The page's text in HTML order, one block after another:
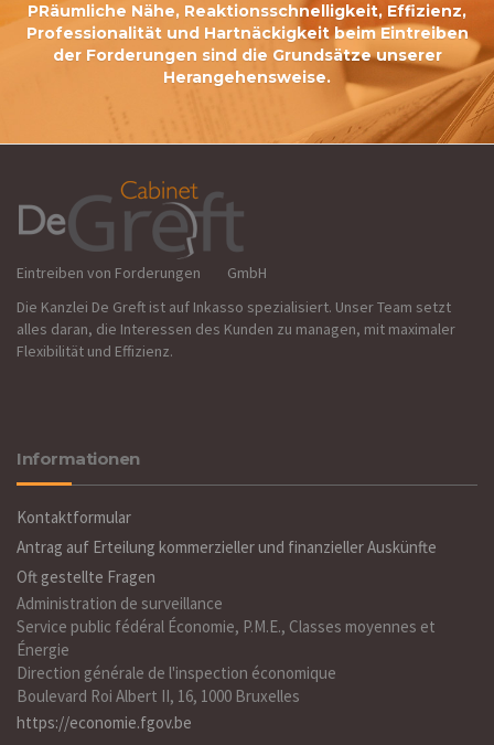
PRäumliche Nähe, Reaktionsschnelligkeit, Effizienz,
Professionalität und Hartnäckigkeit beim Eintreiben
der Forderungen sind die Grundsätze unserer
Herangehensweise.
Eintreiben von Forderungen GmbH
Die Kanzlei De Greft ist auf Inkasso spezialisiert. Unser Team setzt
alles daran, die Interessen des Kunden zu managen, mit maximaler
Flexibilität und Effizienz.
Informationen
Kontaktformular
Antrag auf Erteilung kommerzieller und finanzieller Auskünfte
Oft gestellte Fragen
Administration de surveillance
Service public fédéral Économie, P.M.E., Classes moyennes et
Énergie
Direction générale de l'inspection économique
Boulevard Roi Albert II, 16, 1000 Bruxelles
https://economie.fgov.be